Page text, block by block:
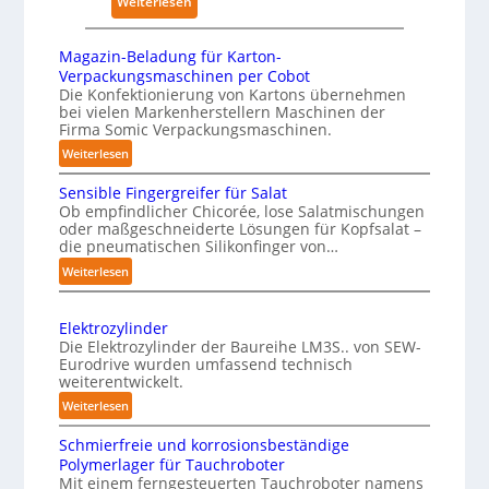
s
u
g
e
n
v
n
P
h
y
i
l
a
u
f
K
n
s
t
l
c
h
e
I
t
l
e
n
z
Magazin-Beladung für Karton-
Verpackungsmaschinen per Cobot
Die Konfektionierung von Kartons übernehmen
bei vielen Markenherstellern Maschinen der
Firma Somic Verpackungsmaschinen.
Weiterlesen:
M
a
g
a
z
i
n
-
B
e
l
a
d
u
n
g
Sensible Fingergreifer für Salat
Ob empfindlicher Chicorée, lose Salatmischungen
oder maßgeschneiderte Lösungen für Kopfsalat –
die pneumatischen Silikonfinger von…
Weiterlesen:
S
n
s
i
b
l
i
Elektrozylinder
Die Elektrozylinder der Baureihe LM3S.. von SEW-
Eurodrive wurden umfassend technisch
weiterentwickelt.
Weiterlesen:
E
l
e
Schmierfreie und korrosionsbeständige
Polymerlager für Tauchroboter
Mit einem ferngesteuerten Tauchroboter namens